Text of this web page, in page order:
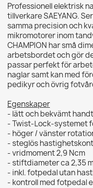
Professionell elektrisk
tillverkare SAEYANG.
samma precision och
mikromotorer inom
CHAMPION har små
arbetsbordet och gör
passar perfekt för
naglar samt kan med
pedikyr och övrig
Egenskaper
- lätt och bekvämt
- Twist-Lock-systemet
- höger / vänster
- steglös
- vridmoment 2,9 Ncm
- stiftdiameter ca 2,35
- inkl. fotpedal utan
- kontroll med fotpedal